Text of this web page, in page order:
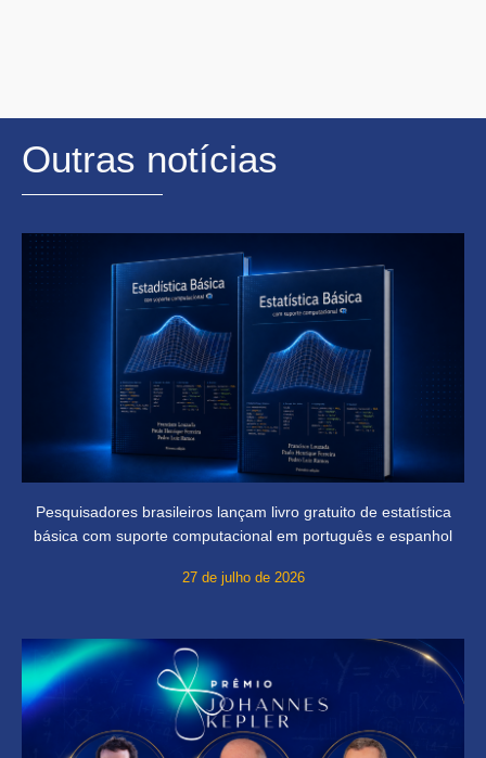
Outras notícias
Pesquisadores brasileiros lançam livro gratuito de estatística
básica com suporte computacional em português e espanhol
27 de julho de 2026